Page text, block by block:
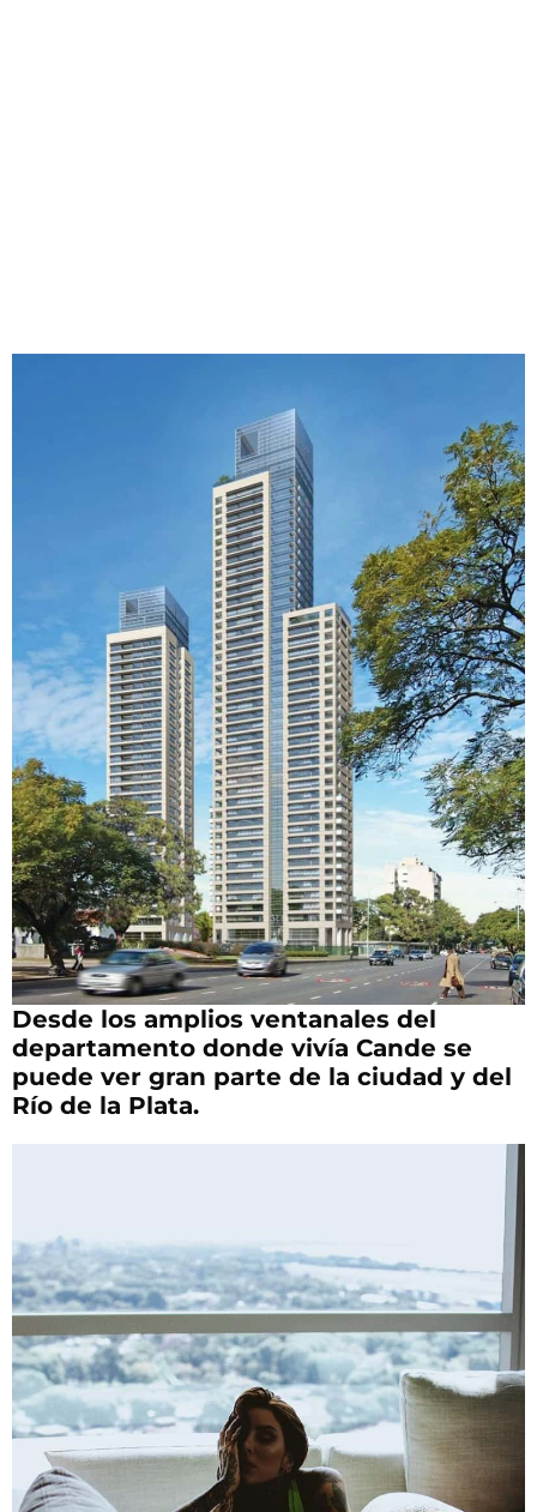
Desde los amplios ventanales del
departamento donde vivía Cande se
puede ver gran parte de la ciudad y del
Río de la Plata.